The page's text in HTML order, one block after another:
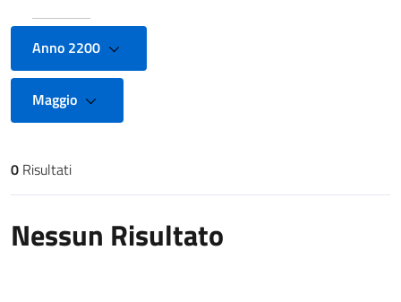
Anno 2200
Maggio
Risultati di ricerca
0 Risultati
Nessun Risultato